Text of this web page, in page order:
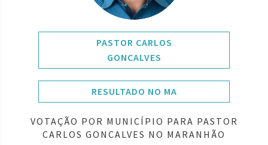
PASTOR CARLOS
GONCALVES
RESULTADO NO MA
VOTAÇÃO POR MUNICÍPIO PARA PASTOR
CARLOS GONCALVES NO MARANHÃO